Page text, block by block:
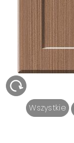
Wszystkie